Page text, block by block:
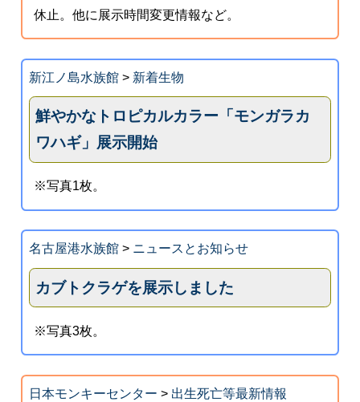
休止。他に展示時間変更情報など。
新江ノ島水族館> 新着生物
鮮やかなトロピカルカラー「モンガラカ
ワハギ」展示開始
※写真1枚。
名古屋港水族館> ニュースとお知らせ
カブトクラゲを展示しました
※写真3枚。
日本モンキーセンター > 出生死亡等最新情報